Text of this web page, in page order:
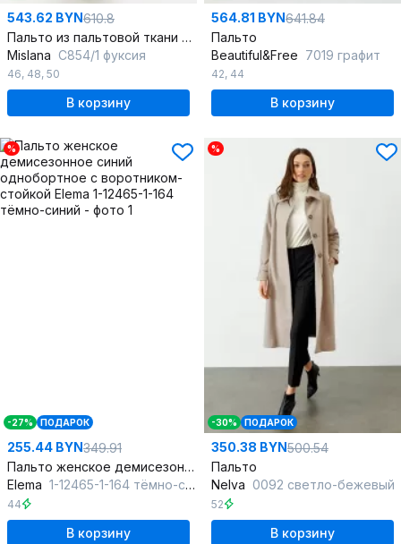
543.62 BYN610.8
Пальто из пальтовой ткани с отложным воротником
Mislana С854/1 фуксия
46, 48, 50
В корзину
564.81 BYN641.84
Пальто
Beautiful&Free 7019 графит
42, 44
В корзину
%
-27% ПОДАРОК
255.44 BYN349.91
Пальто женское демисезонное синий однобортное с воротником-стойкой
Elema 1-12465-1-164 тёмно-синий
44
В корзину
%
-30% ПОДАРОК
350.38 BYN500.54
Пальто
Nelva 0092 светло-бежевый
52
В корзину